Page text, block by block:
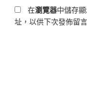
在瀏覽器中儲存
址，以供下次發佈留